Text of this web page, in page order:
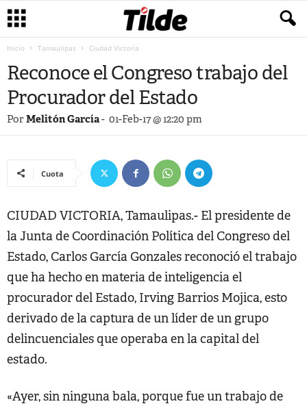
Inicio Tamaulipas Ciudad Victoria
Reconoce el Congreso trabajo del
Procurador del Estado
PorMelitón García- 01-Feb-17 @ 12:20 pm
Cuota
CIUDAD VICTORIA, Tamaulipas.- El presidente de
la Junta de Coordinación Política del Congreso del
Estado, Carlos García Gonzales reconoció el trabajo
que ha hecho en materia de inteligencia el
procurador del Estado, Irving Barrios Mojica, esto
derivado de la captura de un líder de un grupo
delincuenciales que operaba en la capital del
estado.
«Ayer, sin ninguna bala, porque fue un trabajo de